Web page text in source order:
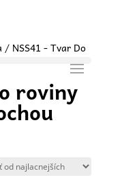
NSS41 - Tvar Do
roviny